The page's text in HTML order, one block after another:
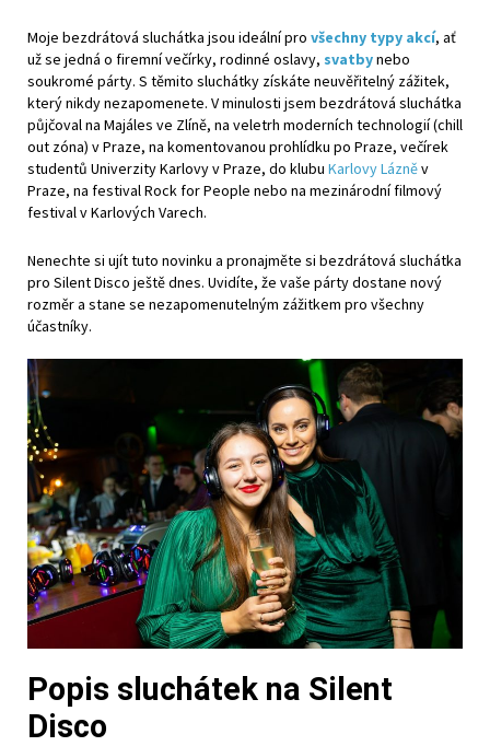
Moje bezdrátová sluchátka jsou ideální pro všechny typy akcí, ať
už se jedná o firemní večírky, rodinné oslavy, svatbynebo
soukromé párty. S těmito sluchátky získáte neuvěřitelný zážitek,
který nikdy nezapomenete. V minulosti jsem bezdrátová sluchátka
půjčoval na Majáles ve Zlíně, na veletrh moderních technologií (chill
out zóna) v Praze, na komentovanou prohlídku po Praze, večírek
studentů Univerzity Karlovy v Praze, do klubu Karlovy Lázněv
Praze, na festival Rock for People nebo na mezinárodní filmový
festival v Karlových Varech.
Nenechte si ujít tuto novinku a pronajměte si bezdrátová sluchátka
pro Silent Disco ještě dnes. Uvidíte, že vaše párty dostane nový
rozměr a stane se nezapomenutelným zážitkem pro všechny
účastníky.
Popis sluchátek na Silent
Disco